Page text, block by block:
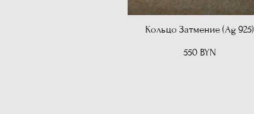
Кольцо Затмение (Ag 925)
550 BYN